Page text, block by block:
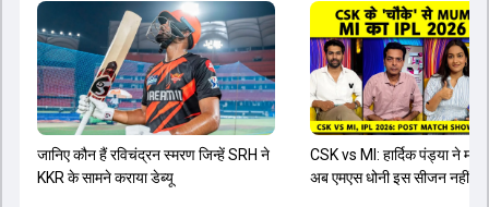
जानिए कौन हैं रविचंद्रन स्मरण जिन्हें SRH ने
KKR के सामने कराया डेब्यू
CSK vs MI: हार्दिक पंड्या ने मानी
अब एमएस धोनी इस सीजन नहीं